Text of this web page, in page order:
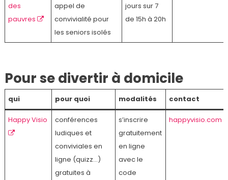
des
pauvres
appel de
convivialité pour
les seniors isolés
jours sur 7
de 15h à 20h
Pour se divertir à domicile
qui pour quoi modalités contact
Happy Visio
conférences
ludiques et
conviviales en
ligne (quizz…)
gratuites à
s’inscrire
gratuitement
en ligne
avec le
code
happyvisio.com